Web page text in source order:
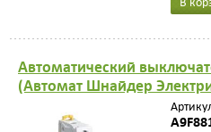
Автоматический
(Автомат Шнайдер